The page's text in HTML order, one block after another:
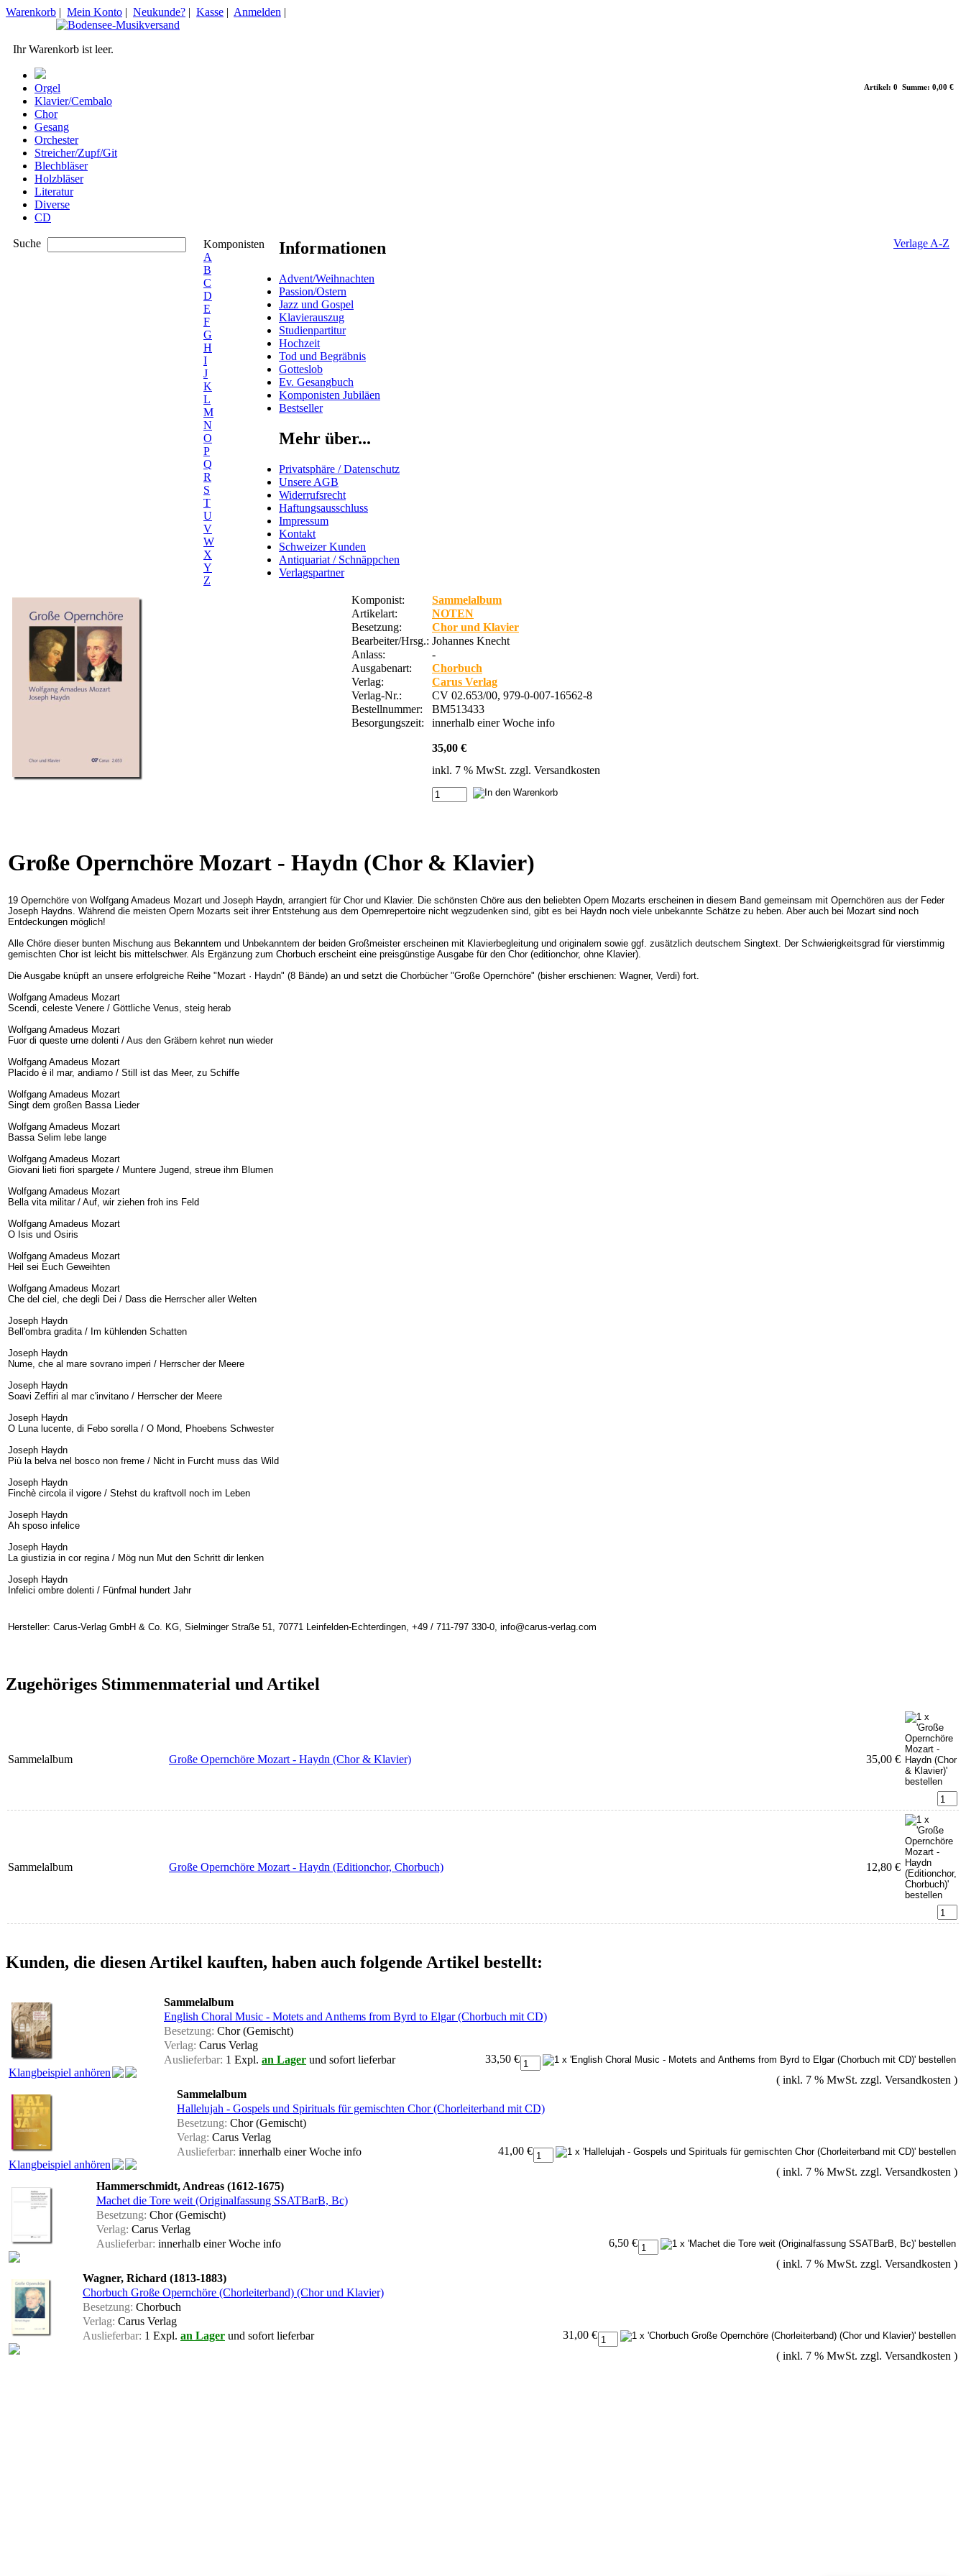
Artikel: 0 Summe: 0,00 €
Warenkorb | Mein Konto | Neukunde? | Kasse | Anmelden |
Ihr Warenkorb ist leer.
Orgel
Klavier/Cembalo
Chor
Gesang
Orchester
Streicher/Zupf/Git
Blechbläser
Holzbläser
Literatur
Diverse
CD
Suche
Komponisten
A
B
C
D
E
F
G
H
I
J
K
L
M
N
O
P
Q
R
S
T
U
V
W
X
Y
Z
Verlage A-Z
Informationen
Advent/Weihnachten
Passion/Ostern
Jazz und Gospel
Klavierauszug
Studienpartitur
Hochzeit
Tod und Begräbnis
Gotteslob
Ev. Gesangbuch
Komponisten Jubiläen
Bestseller
Mehr über...
Privatsphäre / Datenschutz
Unsere AGB
Widerrufsrecht
Haftungsausschluss
Impressum
Kontakt
Schweizer Kunden
Antiquariat / Schnäppchen
Verlagspartner
Komponist:
Sammelalbum
Artikelart:
NOTEN
Besetzung:
Chor und Klavier
Bearbeiter/Hrsg.: Johannes Knecht
Anlass:
-
Ausgabenart:
Chorbuch
Verlag:
Carus Verlag
Verlag-Nr.:
CV 02.653/00, 979-0-007-16562-8
Bestellnummer:
BM513433
Besorgungszeit:
innerhalb einer Woche info
35,00 €
inkl. 7 % MwSt. zzgl. Versandkosten
Große Opernchöre Mozart - Haydn (Chor & Klavier)
19 Opernchöre von Wolfgang Amadeus Mozart und Joseph Haydn, arrangiert für Chor und Klavier. Die schönsten Chöre aus den beliebten Opern Mozarts erscheinen in diesem Band gemeinsam mit Opernchören aus der Feder
Joseph Haydns. Während die meisten Opern Mozarts seit ihrer Entstehung aus dem Opernrepertoire nicht wegzudenken sind, gibt es bei Haydn noch viele unbekannte Schätze zu heben. Aber auch bei Mozart sind noch
Entdeckungen möglich!
Alle Chöre dieser bunten Mischung aus Bekanntem und Unbekanntem der beiden Großmeister erscheinen mit Klavierbegleitung und originalem sowie ggf. zusätzlich deutschem Singtext. Der Schwierigkeitsgrad für vierstimmig
gemischten Chor ist leicht bis mittelschwer. Als Ergänzung zum Chorbuch erscheint eine preisgünstige Ausgabe für den Chor (editionchor, ohne Klavier).
Die Ausgabe knüpft an unsere erfolgreiche Reihe "Mozart · Haydn" (8 Bände) an und setzt die Chorbücher "Große Opernchöre" (bisher erschienen: Wagner, Verdi) fort.
Wolfgang Amadeus Mozart
Scendi, celeste Venere / Göttliche Venus, steig herab
Wolfgang Amadeus Mozart
Fuor di queste urne dolenti / Aus den Gräbern kehret nun wieder
Wolfgang Amadeus Mozart
Placido è il mar, andiamo / Still ist das Meer, zu Schiffe
Wolfgang Amadeus Mozart
Singt dem großen Bassa Lieder
Wolfgang Amadeus Mozart
Bassa Selim lebe lange
Wolfgang Amadeus Mozart
Giovani lieti fiori spargete / Muntere Jugend, streue ihm Blumen
Wolfgang Amadeus Mozart
Bella vita militar / Auf, wir ziehen froh ins Feld
Wolfgang Amadeus Mozart
O Isis und Osiris
Wolfgang Amadeus Mozart
Heil sei Euch Geweihten
Wolfgang Amadeus Mozart
Che del ciel, che degli Dei / Dass die Herrscher aller Welten
Joseph Haydn
Bell'ombra gradita / Im kühlenden Schatten
Joseph Haydn
Nume, che al mare sovrano imperi / Herrscher der Meere
Joseph Haydn
Soavi Zeffiri al mar c'invitano / Herrscher der Meere
Joseph Haydn
O Luna lucente, di Febo sorella / O Mond, Phoebens Schwester
Joseph Haydn
Più la belva nel bosco non freme / Nicht in Furcht muss das Wild
Joseph Haydn
Finchè circola il vigore / Stehst du kraftvoll noch im Leben
Joseph Haydn
Ah sposo infelice
Joseph Haydn
La giustizia in cor regina / Mög nun Mut den Schritt dir lenken
Joseph Haydn
Infelici ombre dolenti / Fünfmal hundert Jahr
Hersteller: Carus-Verlag GmbH & Co. KG, Sielminger Straße 51, 70771 Leinfelden-Echterdingen, +49 / 711-797 330-0, info@carus-verlag.com
Zugehöriges Stimmenmaterial und Artikel
Sammelalbum Große Opernchöre Mozart - Haydn (Chor & Klavier) 35,00 €
Sammelalbum Große Opernchöre Mozart - Haydn (Editionchor, Chorbuch) 12,80 €
Kunden, die diesen Artikel kauften, haben auch folgende Artikel bestellt:
Klangbeispiel anhören
Sammelalbum
English Choral Music - Motets and Anthems from Byrd to Elgar (Chorbuch mit CD)
Besetzung: Chor (Gemischt)
Verlag: Carus Verlag
Auslieferbar: 1 Expl. an Lager und sofort lieferbar
33,50 €
( inkl. 7 % MwSt. zzgl. Versandkosten )
Klangbeispiel anhören
Sammelalbum
Hallelujah - Gospels und Spirituals für gemischten Chor (Chorleiterband mit CD)
Besetzung: Chor (Gemischt)
Verlag: Carus Verlag
Auslieferbar: innerhalb einer Woche info
41,00 €
( inkl. 7 % MwSt. zzgl. Versandkosten )
Hammerschmidt, Andreas (1612-1675)
Machet die Tore weit (Originalfassung SSATBarB, Bc)
Besetzung: Chor (Gemischt)
Verlag: Carus Verlag
Auslieferbar: innerhalb einer Woche info
6,50 €
( inkl. 7 % MwSt. zzgl. Versandkosten )
Wagner, Richard (1813-1883)
Chorbuch Große Opernchöre (Chorleiterband) (Chor und Klavier)
Besetzung: Chorbuch
Verlag: Carus Verlag
Auslieferbar: 1 Expl. an Lager und sofort lieferbar
31,00 €
( inkl. 7 % MwSt. zzgl. Versandkosten )